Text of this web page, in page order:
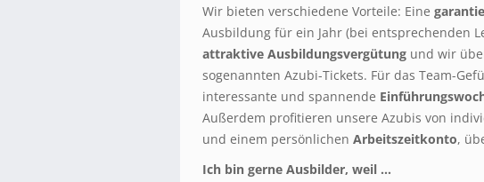
Wir bieten verschiedene Vorteile: Eine
Ausbildung für ein Jahr (bei entsprechenden
attraktive Ausbildungsvergütung und wir
sogenannten Azubi-Tickets. Für das Team-
interessante und spannende
Außerdem profitieren unsere Azubis von
und einem persönlichen Arbeitszeitkonto,
Ich bin gerne Ausbilder, weil …